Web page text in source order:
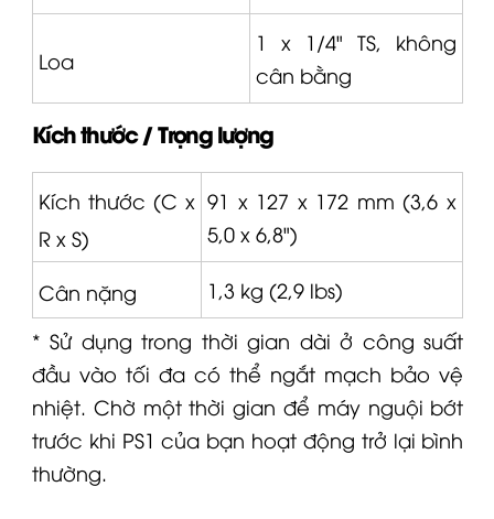
Loa
1 x 1/4" TS, không
cân bằng
Kích thước / Trọng lượng
Kích thước (C x
R x S)
91 x 127 x 172 mm (3,6 x
5,0 x 6,8")
Cân nặng
1,3 kg (2,9 lbs)
* Sử dụng trong thời gian dài ở công suất
đầu vào tối đa có thể ngắt mạch bảo vệ
nhiệt. Chờ một thời gian để máy nguội bớt
trước khi PS1 của bạn hoạt động trở lại bình
thường.